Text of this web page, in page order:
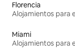
Florencia
Miami